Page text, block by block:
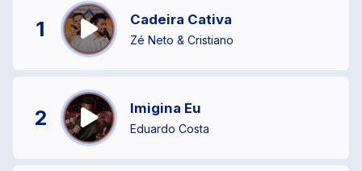
1 Cadeira Cativa
Zé Neto & Cristiano
2 Imigina Eu
Eduardo Costa